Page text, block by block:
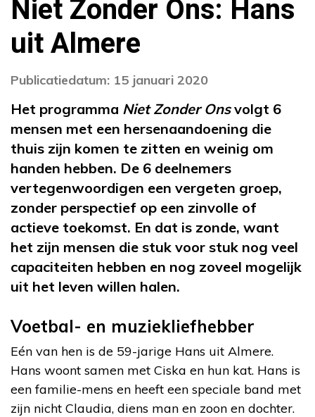
Niet Zonder Ons: Hans
uit Almere
Publicatiedatum: 15 januari 2020
Het programma Niet Zonder Onsvolgt 6
mensen met een hersenaandoening die
thuis zijn komen te zitten en weinig om
handen hebben. De 6 deelnemers
vertegenwoordigen een vergeten groep,
zonder perspectief op een zinvolle of
actieve toekomst. En dat is zonde, want
het zijn mensen die stuk voor stuk nog veel
capaciteiten hebben en nog zoveel mogelijk
uit het leven willen halen.
Voetbal- en muziekliefhebber
Eén van hen is de 59-jarige Hans uit Almere.
Hans woont samen met Ciska en hun kat. Hans is
een familie-mens en heeft een speciale band met
zijn nicht Claudia, diens man en zoon en dochter.